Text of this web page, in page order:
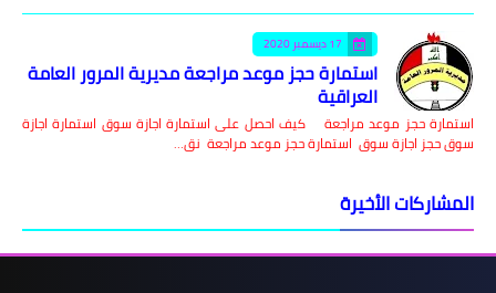
17 ديسمبر 2020
استمارة حجز موعد مراجعة مديرية المرور العامة
العراقية
استمارة حجز موعد مراجعة كيف احصل على استمارة اجازة سوق استمارة اجازة
سوق حجز اجازة سوق استمارة حجز موعد مراجعة نق…
المشاركات الأخيرة